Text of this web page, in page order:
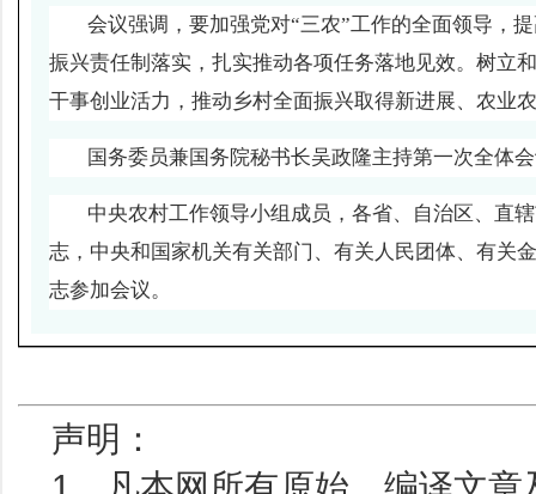
会议强调，要加强党对“三农”工作的全面领导，
振兴责任制落实，扎实推动各项任务落地见效。树立
干事创业活力，推动乡村全面振兴取得新进展、农业
国务委员兼国务院秘书长吴政隆主持第一次全体
中央农村工作领导小组成员，各省、自治区、直
志，中央和国家机关有关部门、有关人民团体、有关
志参加会议。
声明：